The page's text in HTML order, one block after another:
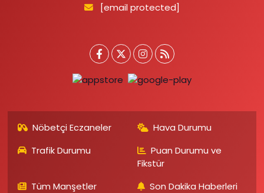
[email protected]
Nöbetçi Eczaneler
Hava Durumu
Trafik Durumu
Puan Durumu ve
Fikstür
Tüm Manşetler
Son Dakika Haberleri